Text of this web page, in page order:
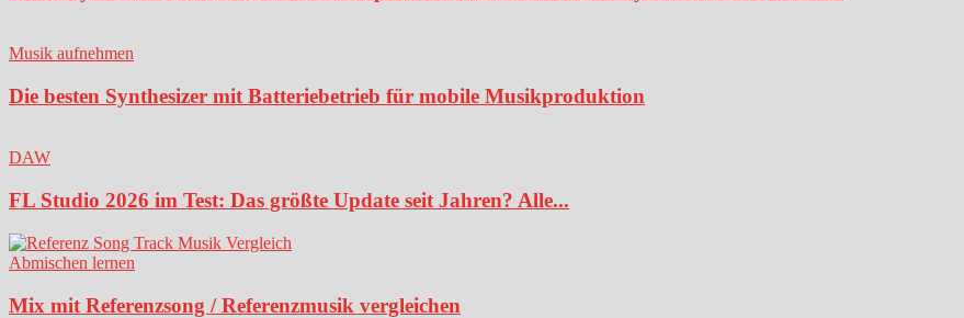
Musik aufnehmen
Die besten Synthesizer mit Batteriebetrieb für mobile Musikproduktion
DAW
FL Studio 2026 im Test: Das größte Update seit Jahren? Alle...
Abmischen lernen
Mix mit Referenzsong / Referenzmusik vergleichen